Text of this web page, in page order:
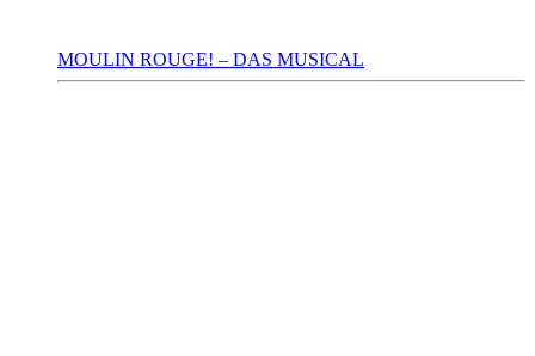
MOULIN ROUGE! – DAS MUSICAL